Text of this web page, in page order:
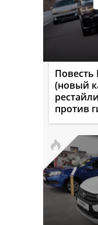
Повесть
(новый
против